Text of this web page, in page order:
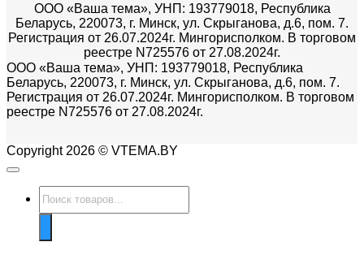
ООО «Ваша тема», УНП: 193779018, Республика
Беларусь, 220073, г. Минск, ул. Скрыганова, д.6, пом. 7.
Регистрация от 26.07.2024г. Мингорисполком. В торговом
реестре N725576 от 27.08.2024г.
ООО «Ваша тема», УНП: 193779018, Республика
Беларусь, 220073, г. Минск, ул. Скрыганова, д.6, пом. 7.
Регистрация от 26.07.2024г. Мингорисполком. В торговом
реестре N725576 от 27.08.2024г.
Copyright 2026 © VTEMA.BY
Поиск
товаров